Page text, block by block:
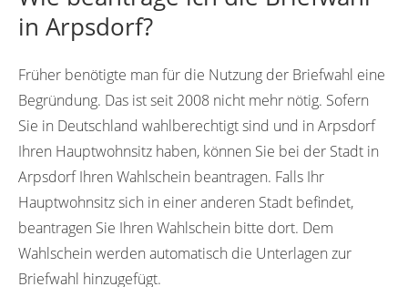
in Arpsdorf?
Früher benötigte man für die Nutzung der Briefwahl eine
Begründung. Das ist seit 2008 nicht mehr nötig. Sofern
Sie in Deutschland wahlberechtigt sind und in Arpsdorf
Ihren Hauptwohnsitz haben, können Sie bei der Stadt in
Arpsdorf Ihren Wahlschein beantragen. Falls Ihr
Hauptwohnsitz sich in einer anderen Stadt befindet,
beantragen Sie Ihren Wahlschein bitte dort. Dem
Wahlschein werden automatisch die Unterlagen zur
Briefwahl hinzugefügt.